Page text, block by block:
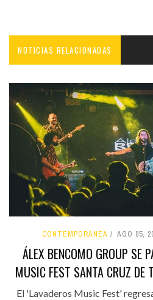
NOTICIAS RELACIONADAS
CONTEMPORÁNEA AGO 05,
ÁLEX BENCOMO GROUP SE
MUSIC FEST SANTA CRUZ DE
El 'Lavaderos Music Fest'